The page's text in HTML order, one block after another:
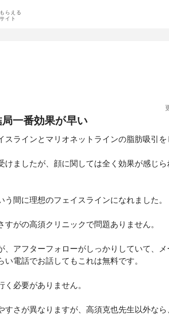
らえる
イト
一番効果が早い
ラインとマリオネットラインの脂肪吸引を
けましたが、顔に関しては全く効果が感じ
間に理想のフェイスラインになれました。
がの高須クリニックで問題ありません。
、アフターフォローがしっかりしていて、
電話でお話してもこれは無料です。
必要がありません。
すさが異なりますが、高須克也先生以外な